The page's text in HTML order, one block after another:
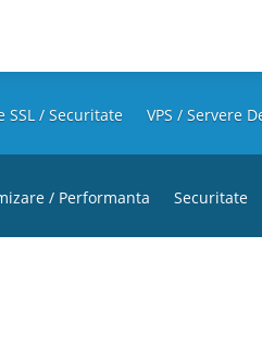
SSL / Securitate VPS / Servere
/ Performanta Securitate